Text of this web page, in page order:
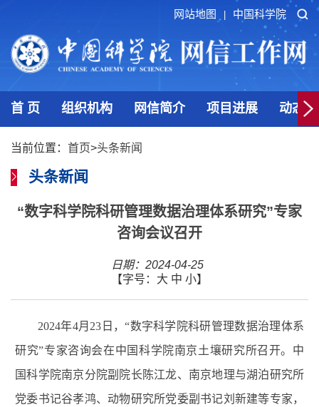
网站地图 中国科学院
首 页 组织机构 网信简介 项目进展 动态
当前位置： 首页>头条新闻
头条新闻
“数字科学院科研管理数据治理体系研究”专家
咨询会议召开
日期：2024-04-25
【字号： 大 中 小】
2024年4月23日，“数字科学院科研管理数据治理体系
研究”专家咨询会在中国科学院南京土壤研究所召开。中
国科学院南京分院副院长陈江龙、南京地理与湖泊研究所
党委书记谷孝鸿、动物研究所党委副书记刘新建等专家，